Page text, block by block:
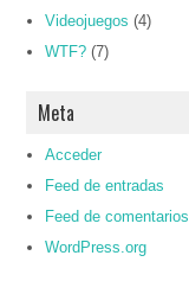
Videojuegos (4)
WTF? (7)
Meta
Acceder
Feed de entradas
Feed de comentarios
WordPress.org